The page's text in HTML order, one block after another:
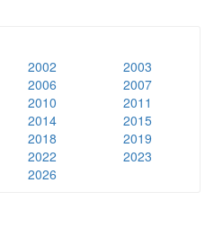
2002
2003
2006
2007
2010
2011
2014
2015
2018
2019
2022
2023
2026